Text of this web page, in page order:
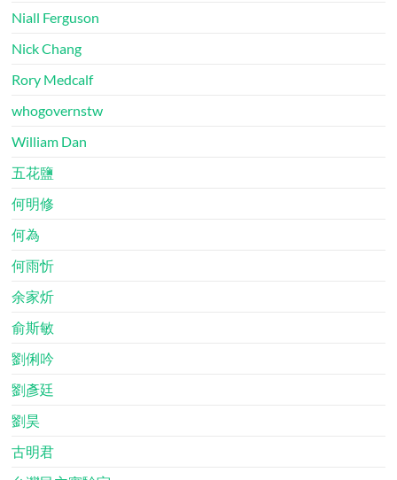
Niall Ferguson
Nick Chang
Rory Medcalf
whogovernstw
William Dan
五花鹽
何明修
何為
何雨忻
余家炘
俞斯敏
劉俐吟
劉彥廷
劉昊
古明君